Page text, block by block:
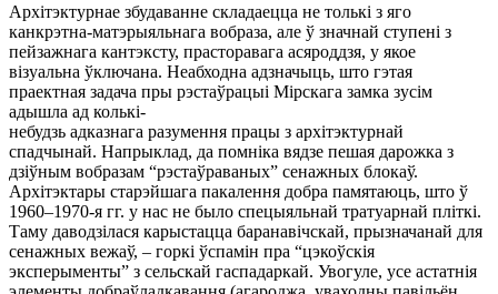
Архітэктурнае збудаванне складаецца не толькі з яго
канкрэтна-матэрыяльнага вобраза, але ў значнай ступені з
пейзажнага кантэксту, прасторавага асяроддзя, у якое
візуальна ўключана. Неабходна адзначыць, што гэтая
праектная задача пры рэстаўрацыі Мірскага замка зусім
адышла ад колькі-
небудзь адказнага разумення працы з архітэктурнай
спадчынай. Напрыклад, да помніка вядзе пешая дарожка з
дзіўным вобразам “рэстаўраваных” сенажных блокаў.
Архітэктары старэйшага пакалення добра памятаюць, што ў
1960–1970-я гг. у нас не было спецыяльнай тратуарнай пліткі.
Таму даводзілася карыстацца баранавічскай, прызначанай для
сенажных вежаў, – горкі ўспамін пра “цэкоўскія
эксперыменты” з сельскай гаспадаркай. Увогуле, усе астатнія